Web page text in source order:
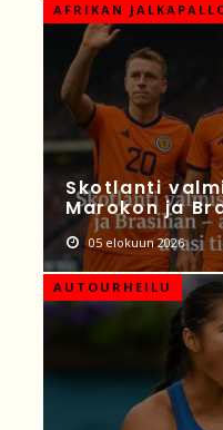
AFRIKAN
Skotlanti
Marokon ja
05 elokuun 2026
AUTOURHEILU